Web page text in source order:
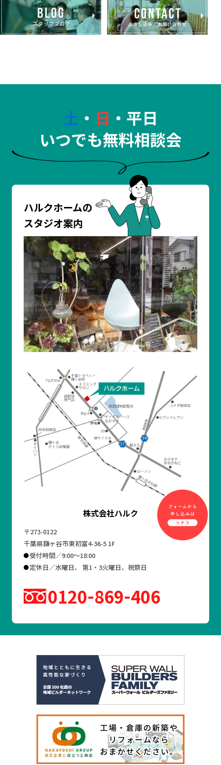
土 ・ 日 ・平日
いつでも無料相談会
ハルクホームの
スタジオ案内
株式会社ハルク
〒273-0122
千葉県鎌ヶ谷市東初富4-36-5 1F
受付時間／9:00～18:00
定休日／水曜日、 第1・3火曜日、祝祭日
0120 869 406